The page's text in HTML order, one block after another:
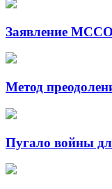
Заявление МССО
Метод
Пугало войны